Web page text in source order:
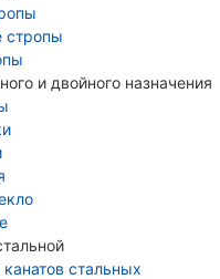
стропы
и двойного назначения
стальных